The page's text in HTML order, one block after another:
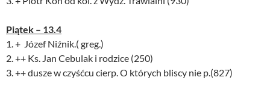
Piątek – 13.4
1. + Józef Niźnik.( greg.)
2. ++ Ks. Jan Cebulak i rodzice (250)
3. ++ dusze w czyśćcu cierp. O których bliscy nie p.(827)